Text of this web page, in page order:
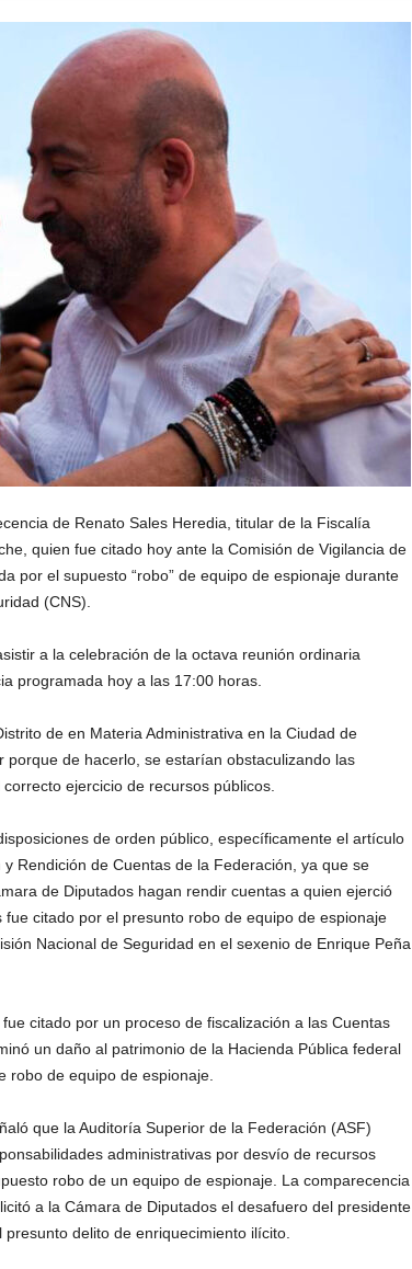
de Renato Sales Heredia, titular de la Fiscalía
quien fue citado hoy ante la Comisión de Vigilancia de
por el supuesto “robo” de equipo de espionaje durante
(CNS).
a la celebración de la octava reunión ordinaria
programada hoy a las 17:00 horas.
de en Materia Administrativa en la Ciudad de
de hacerlo, se estarían obstaculizando las
ejercicio de recursos públicos.
de orden público, específicamente el artículo
Rendición de Cuentas de la Federación, ya que se
de Diputados hagan rendir cuentas a quien ejerció
citado por el presunto robo de equipo de espionaje
Nacional de Seguridad en el sexenio de Enrique Peña
citado por un proceso de fiscalización a las Cuentas
un daño al patrimonio de la Hacienda Pública federal
robo de equipo de espionaje.
que la Auditoría Superior de la Federación (ASF)
administrativas por desvío de recursos
robo de un equipo de espionaje. La comparecencia
a la Cámara de Diputados el desafuero del presidente
delito de enriquecimiento ilícito.